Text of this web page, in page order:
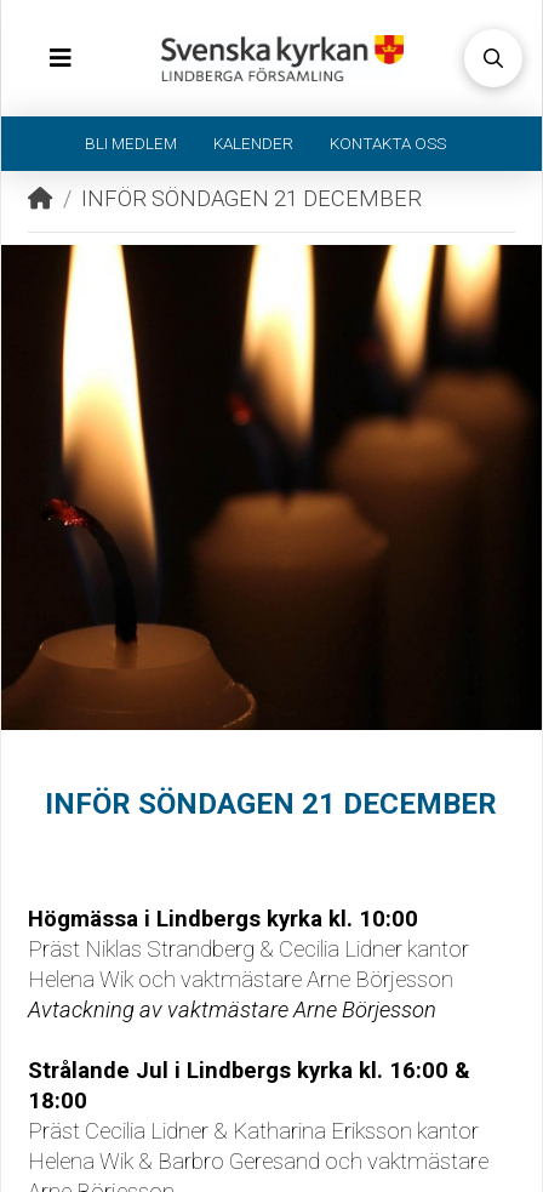
BLI MEDLEM KALENDER KONTAKTA OSS
Home
/ INFÖR SÖNDAGEN 21 DECEMBER
INFÖR SÖNDAGEN 21 DECEMBER
Högmässa i Lindbergs kyrka kl. 10:00
Präst Niklas Strandberg & Cecilia Lidner kantor
Helena Wik och vaktmästare Arne Börjesson
Avtackning av vaktmästare Arne Börjesson
Strålande Jul i Lindbergs kyrka kl. 16:00 &
18:00
Präst Cecilia Lidner & Katharina Eriksson kantor
Helena Wik & Barbro Geresand och vaktmästare